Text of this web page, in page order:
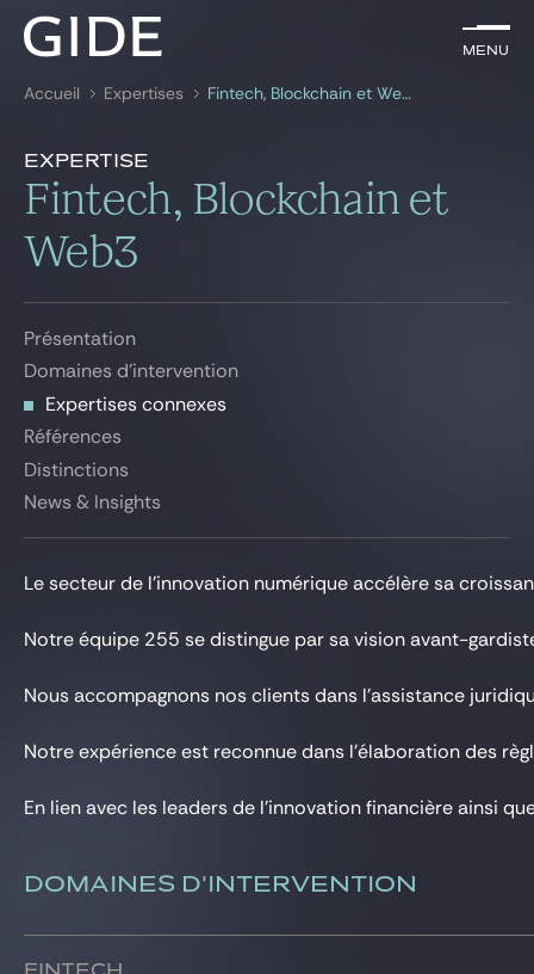
Menu
Rechercher parmots-clés
Menu
Avocats
Expertises
Global
News & insights
Carrière
Gide Pro Bono et RSE
Blog Real Estate
Contact
Accueil Expertises Fintech, Blockchain et Web3
Expertise
Fintech, Blockchain et
Web3
Expertises connexes
Présentation
Domaines d'intervention
Expertises connexes
Distinctions
News & Insights
Présentation
Domaines d'intervention
Expertises connexes
Références
Distinctions
News & Insights
Le secteur de l’innovation numérique accélère sa
Notre équipe 255 se distingue par sa vision avant-
Nous accompagnons nos clients dans l’assistance
Notre expérience est reconnue dans l’élaboration des
En lien avec les leaders de l’innovation financière ainsi
DOMAINES D'INTERVENTION